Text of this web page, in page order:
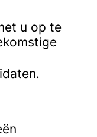
u op te